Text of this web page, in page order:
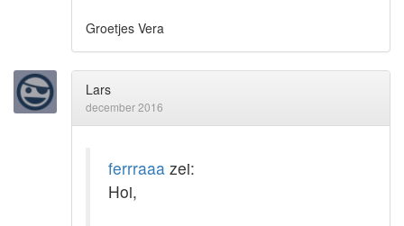
Groetjes Vera
Lars
december 2016
ferrraaa zei:
Hoi,